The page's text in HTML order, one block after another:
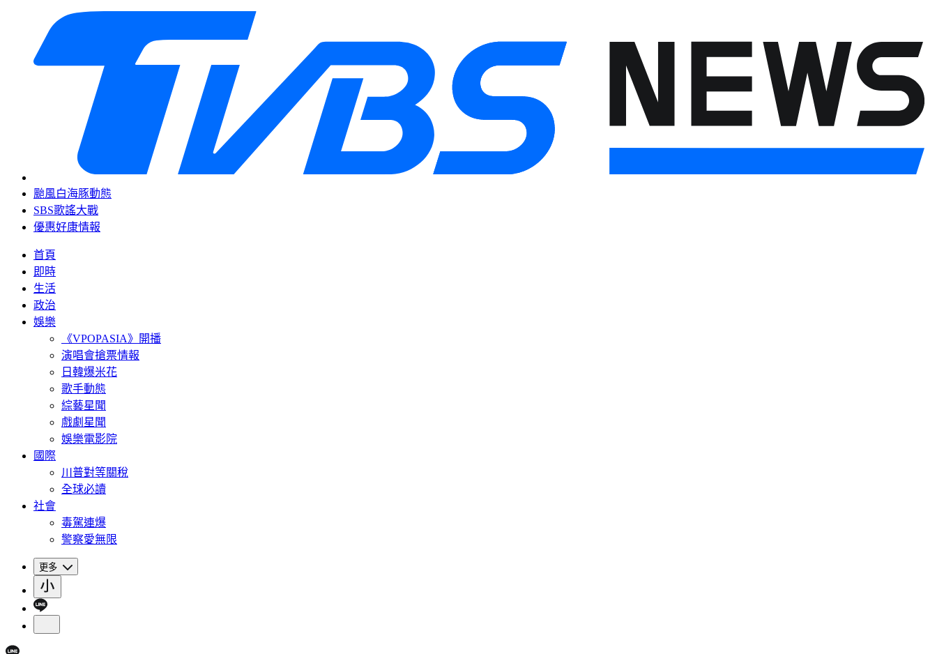
颱風白海豚動態
SBS歌謠大戰
優惠好康情報
首頁
即時
生活
政治
娛樂
《VPOPASIA》開播
演唱會搶票情報
日韓爆米花
歌手動態
綜藝星聞
戲劇星聞
娛樂電影院
國際
川普對等關稅
全球必讀
社會
毒駕連爆
警察愛無限
更多